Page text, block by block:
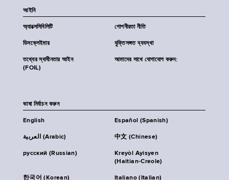
আইনি
অ্যাক্সেসিবিলিটি গোপনীয়তা নীতি
ডিসক্লেইমার যুক্তিসঙ্গত ব্যবস্থা
তথ্যের স্বাধীনতার আইন
(FOIL)
আমাদের সাথে যোগাযোগ করুন:
ভাষা নির্বাচন করুন
English Español (Spanish)
العربية (Arabic) 中文 (Chinese)
русский (Russian)
Kreyòl Ayisyen
(Haitian-Creole)
한국어 (Korean) Italiano (Italian)